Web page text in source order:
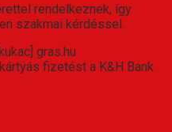
rendelkeznek, így
szakmai kérdéssel.
gras.hu